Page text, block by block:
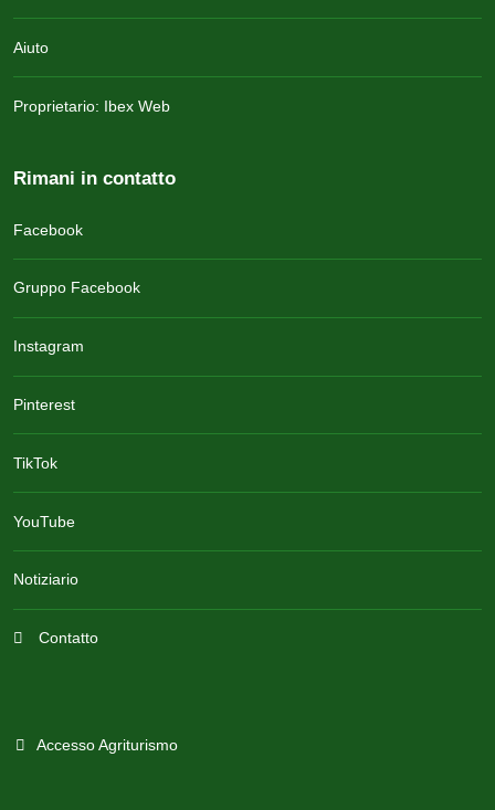
Aiuto
Proprietario: Ibex Web
Rimani in contatto
Facebook
Gruppo Facebook
Instagram
Pinterest
TikTok
YouTube
Notiziario
Contatto
Accesso Agriturismo